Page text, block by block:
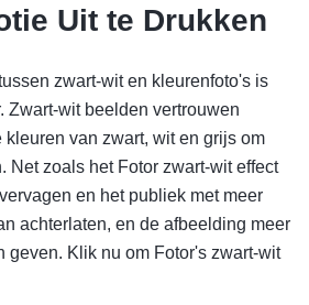
Uit te Drukken
zwart-wit en kleurenfoto's is
Zwart-wit beelden vertrouwen
van zwart, wit en grijs om
Net zoals het Fotor zwart-wit effect
en het publiek met meer
achterlaten, en de afbeelding meer
geven. Klik nu om Fotor's zwart-wit